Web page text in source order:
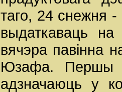
таго, 24 снежня
выдаткаваць
вячэра павінна
Юзафа. Першы
адзначаюць у